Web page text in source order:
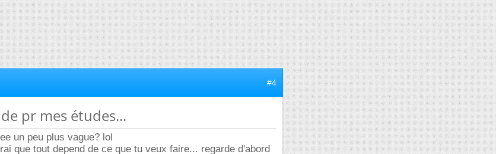
#4
pr mes études...
un peu plus vague? lol
que tout depend de ce que tu veux faire... regarde d'abord